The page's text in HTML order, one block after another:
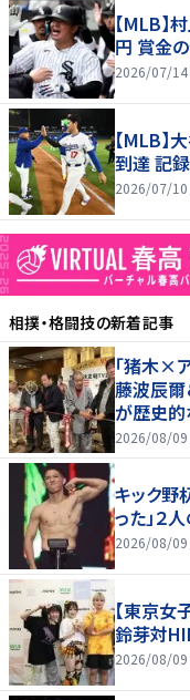
【MLB
円 賞金
2026/07/14
【MLB】
到達 記
2026/07/10
相撲・格闘技の新着記事
「猪木×
藤波辰爾
が歴史的
ラザホテ
2026/08/09
キック野
った」２
2026/08/09
【東京女
鈴芽対
2026/08/09